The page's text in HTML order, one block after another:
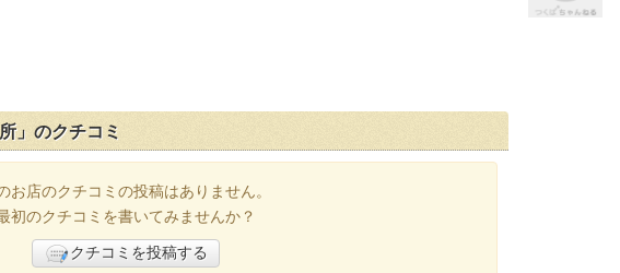
」のクチコミ
お店のクチコミの投稿はありません。
初のクチコミを書いてみませんか？
クチコミを投稿する